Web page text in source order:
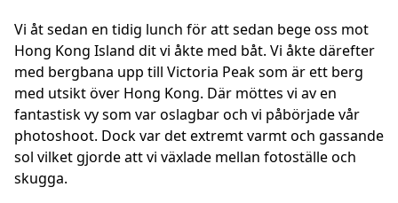
Vi åt sedan en tidig lunch för att sedan bege oss mot
Hong Kong Island dit vi åkte med båt. Vi åkte därefter
med bergbana upp till Victoria Peak som är ett berg
med utsikt över Hong Kong. Där möttes vi av en
fantastisk vy som var oslagbar och vi påbörjade vår
photoshoot. Dock var det extremt varmt och gassande
sol vilket gjorde att vi växlade mellan fotoställe och
skugga.